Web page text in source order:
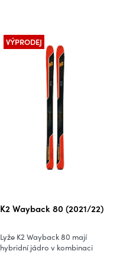
VÝPRODEJ
K2 Wayback 80 (2021/22)
Lyže K2 Wayback 80 mají
hybridní jádro v kombinaci